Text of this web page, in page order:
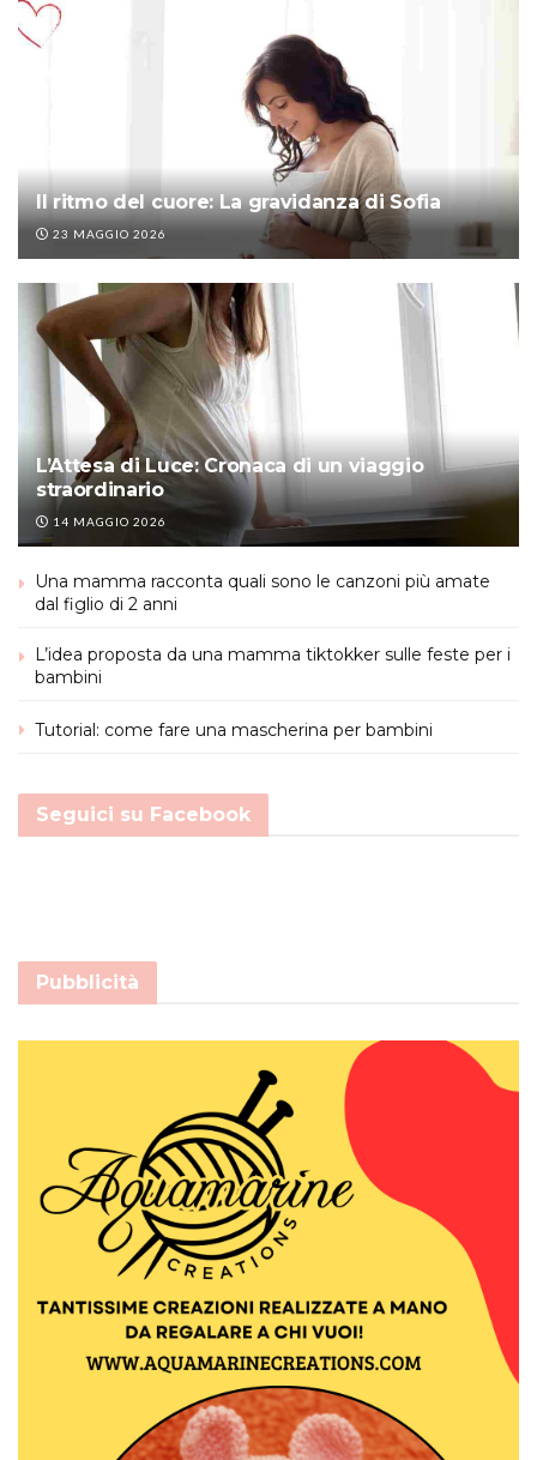
Il ritmo del cuore: La gravidanza di Sofia
23 MAGGIO 2026
L’Attesa di Luce: Cronaca di un viaggio
straordinario
14 MAGGIO 2026
Una mamma racconta quali sono le canzoni più amate
dal figlio di 2 anni
L’idea proposta da una mamma tiktokker sulle feste per i
bambini
Tutorial: come fare una mascherina per bambini
Seguici su Facebook
Pubblicità